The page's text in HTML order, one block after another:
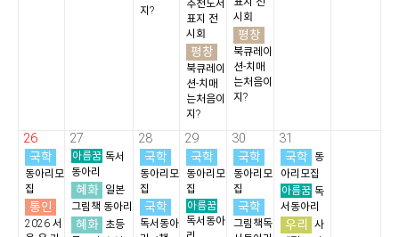
지?
추천도서
표지 전
시회
평창
북큐레이
션-치매
는처음이
지?
시회
평창
북큐레이
션-치매
는처음이
지?
26
국학
동아리모
집
통인
2026 서
27
아름꿈 독서
동아리
혜화
일본
그림책 동아리
혜화
초등
28
국학
동아리모
집
국학
독서동아
29
국학
동아리모
집
아름꿈
독서동아
30
국학
동아리모
집
국학
그림책독
31
국학
동
아리모집
아름꿈 독
서동아리
우리
사